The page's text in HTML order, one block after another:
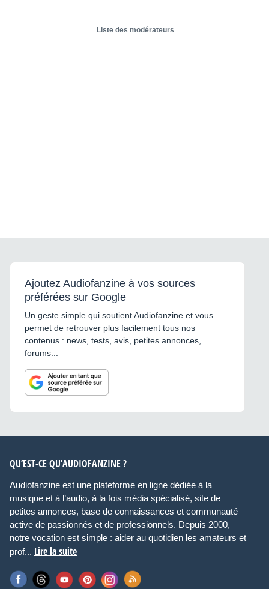
Liste des modérateurs
Ajoutez Audiofanzine à vos sources
préférées sur Google
Un geste simple qui soutient Audiofanzine et vous
permet de retrouver plus facilement tous nos
contenus : news, tests, avis, petites annonces,
forums...
QU’EST-CE QU’AUDIOFANZINE ?
Audiofanzine est une plateforme en ligne dédiée à la
musique et à l’audio, à la fois média spécialisé, site de
petites annonces, base de connaissances et communauté
active de passionnés et de professionnels. Depuis 2000,
notre vocation est simple : aider au quotidien les amateurs et
prof... Lire la suite